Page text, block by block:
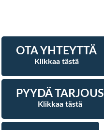
OTA YHTEYTTÄ
Klikkaa tästä
PYYDÄ TARJOUS
Klikkaa tästä